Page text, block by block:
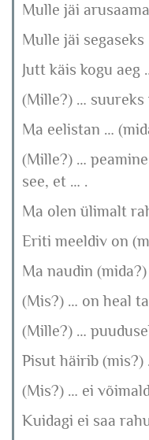
Mulle jäi
Mulle jäi segaseks
Jutt käis kogu aeg
(Mille?) … suureks
Ma eelistan …
(Mille?) …
see, et … .
Ma olen ülimalt
Eriti meeldiv on
Ma naudin
(Mis?) … on heal
(Mille?) …
Pisut häirib (mis?)
(Mis?) … ei
Kuidagi ei saa